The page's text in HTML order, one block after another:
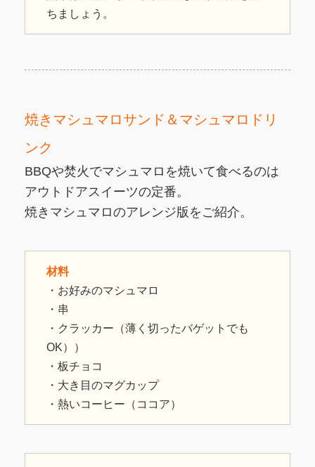
ちましょう。
焼きマシュマロサンド＆マシュマロドリ
ンク
BBQや焚火でマシュマロを焼いて食べるのは
アウトドアスイーツの定番。
焼きマシュマロのアレンジ版をご紹介。
材料
・お好みのマシュマロ
・串
・クラッカー（薄く切ったバゲットでも
OK））
・板チョコ
・大き目のマグカップ
・熱いコーヒー（ココア）